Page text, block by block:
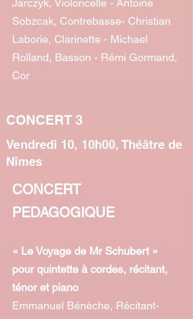
Jarczyk, Violoncelle - Antoine
Sobzcak, Contrebasse- Christian
Laborie, Clarinette - Michael
Rolland, Basson - Rémi Gormand,
Cor
CONCERT 3
Vendredi 10, 10h00, Théâtre de
Nîmes
CONCERT
PEDAGOGIQUE
« Le Voyage de Mr Schubert »
pour quintette à cordes, récitant,
ténor et piano
Emmanuel Bénèche, Récitant-